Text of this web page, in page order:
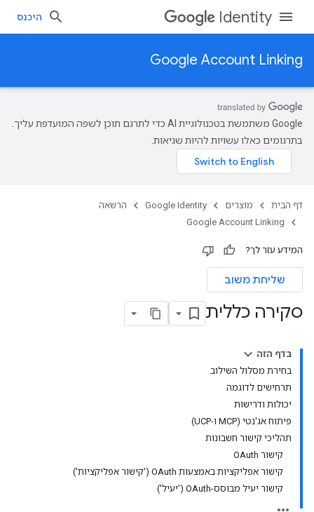
Identity היכנס
Google Account Linking
‫Google משתמשת בטכנולוגיית AI כדי לתרגם תוכן לשפה המועדפת עליך.
בתרגומים כאלו עשויות להיות שגיאות.
דף הבית מוצרים Google Identity
הרשאה
Google Account Linking
המידע עזר לך?
שליחת משוב
סקירה כללית
בדף הזה
בחירת מסלול השילוב
תרחישים לדוגמה
יכולות ודרישות
פיתוח אג'נטי (MCP ו-UCP)
תהליכי קישור חשבונות
קישור OAuth
קישור אפליקציות באמצעות OAuth ('קישור אפליקציות')
קישור יעיל מבוסס-OAuth ('יעיל')